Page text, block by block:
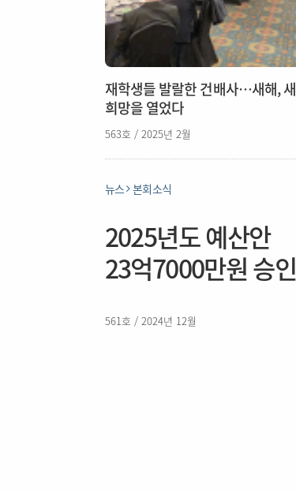
재학생들 발랄한 건배사…새해, 새
희망을 열었다
563호 / 2025년 2월
뉴스 본회소식
2025년도 예산안
23억7000만원 승인
561호 / 2024년 12월